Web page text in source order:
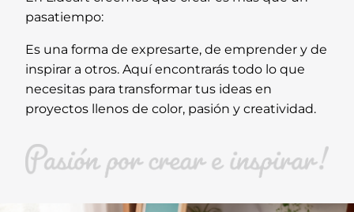
pasatiempo:
Es una forma de expresarte, de emprender y de
inspirar a otros. Aquí encontrarás todo lo que
necesitas para transformar tus ideas en
proyectos llenos de color, pasión y creatividad.